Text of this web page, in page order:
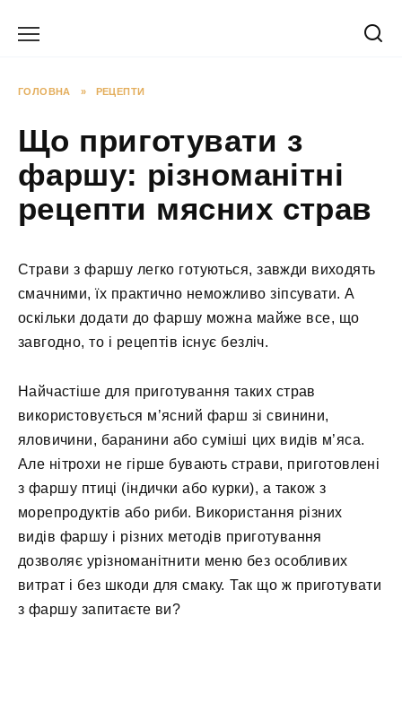
ГОЛОВНА » РЕЦЕПТИ
Що приготувати з
фаршу: різноманітні
рецепти мясних страв
Страви з фаршу легко готуються, завжди виходять
смачними, їх практично неможливо зіпсувати. А
оскільки додати до фаршу можна майже все, що
завгодно, то і рецептів існує безліч.
Найчастіше для приготування таких страв
використовується м’ясний фарш зі свинини,
яловичини, баранини або суміші цих видів м’яса.
Але нітрохи не гірше бувають страви, приготовлені
з фаршу птиці (індички або курки), а також з
морепродуктів або риби. Використання різних
видів фаршу і різних методів приготування
дозволяє урізноманітнити меню без особливих
витрат і без шкоди для смаку. Так що ж приготувати
з фаршу запитаєте ви?